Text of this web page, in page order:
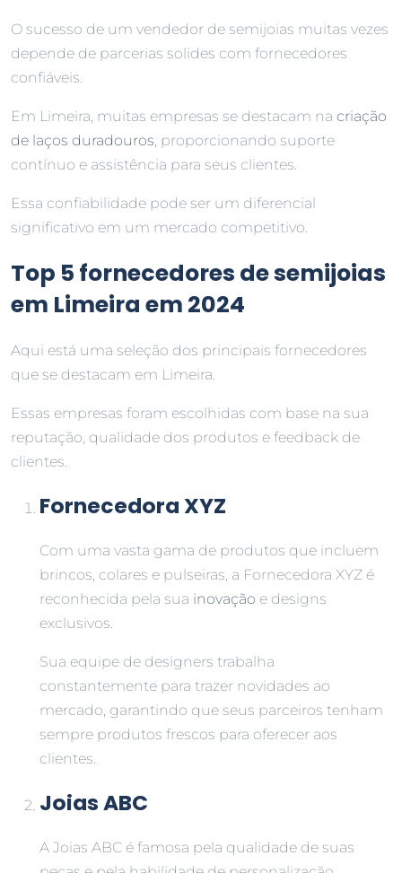
O sucesso de um vendedor de semijoias muitas vezes
depende de parcerias solides com fornecedores
confiáveis.
Em Limeira, muitas empresas se destacam na criação
de laços duradouros, proporcionando suporte
contínuo e assistência para seus clientes.
Essa confiabilidade pode ser um diferencial
significativo em um mercado competitivo.
Top 5 fornecedores de semijoias
em Limeira em 2024
Aqui está uma seleção dos principais fornecedores
que se destacam em Limeira.
Essas empresas foram escolhidas com base na sua
reputação, qualidade dos produtos e feedback de
clientes.
Fornecedora XYZ
Com uma vasta gama de produtos que incluem
brincos, colares e pulseiras, a Fornecedora XYZ é
reconhecida pela sua inovação e designs
exclusivos.
Sua equipe de designers trabalha
constantemente para trazer novidades ao
mercado, garantindo que seus parceiros tenham
sempre produtos frescos para oferecer aos
clientes.
Joias ABC
A Joias ABC é famosa pela qualidade de suas